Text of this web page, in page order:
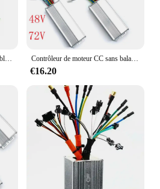
Contrôleur de moteur CC sans balais pour vélo électrique, pièce de scooter électrique, 48V, 450W
€16.20